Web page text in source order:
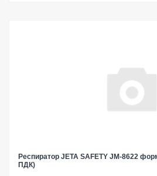
Респиратор JETA SAFETY JM-8622
ПДК)